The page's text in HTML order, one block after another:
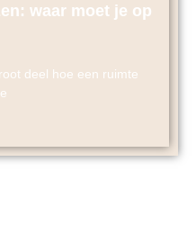
waar moet je op
deel hoe een ruimte